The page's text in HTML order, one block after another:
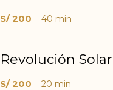
S/ 200 40 min
Revolución Solar
S/ 200 20 min